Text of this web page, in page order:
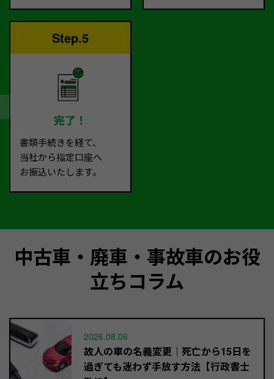
Step.5
完了！
書類手続きを経て、
当社から指定口座へ
お振込いたします。
中古車・廃車・事故車のお役
立ちコラム
2026.08.06
故人の車の名義変更｜死亡から15日を
過ぎても迷わず手放す方法【行政書士